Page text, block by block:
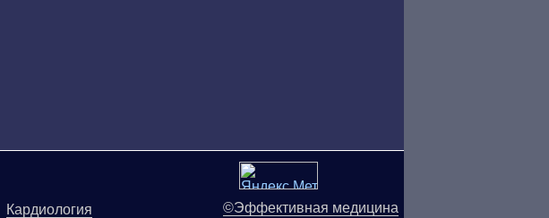
Кардиология
©Эффективная медицина